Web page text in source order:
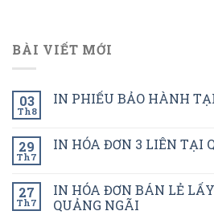
BÀI VIẾT MỚI
03
Th8
IN PHIẾU BẢO HÀNH
29
Th7
IN HÓA ĐƠN 3 LIÊN TẠI
27
Th7
IN HÓA ĐƠN BÁN LẺ
QUẢNG NGÃI